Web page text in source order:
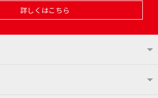
詳しくはこちら